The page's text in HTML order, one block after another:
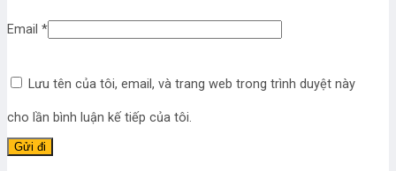
Email *
Lưu tên của tôi, email, và trang web trong trình duyệt này
cho lần bình luận kế tiếp của tôi.